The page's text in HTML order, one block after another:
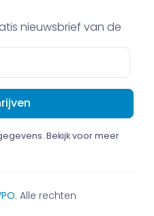
nieuwsbrief van de
Bekijk voor meer
. Alle rechten